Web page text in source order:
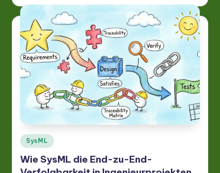
e
t
in
A
&
S
o
ft
Posted
in
SysML
Wie SysML die End-zu-End-